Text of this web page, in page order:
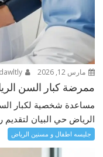
مارس 12, 2026 may eldawltly
ممرضة كبار السن الرياض حي
مساعدة شخصية لكبار
الرياض حي البيان لتقديم
جليسه اطفال و مسنين الرياض